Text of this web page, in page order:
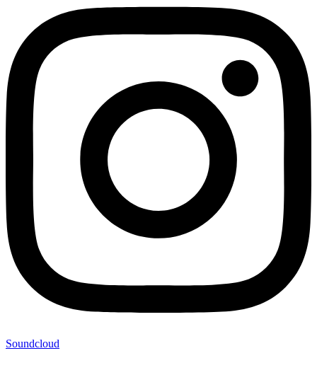
Soundcloud